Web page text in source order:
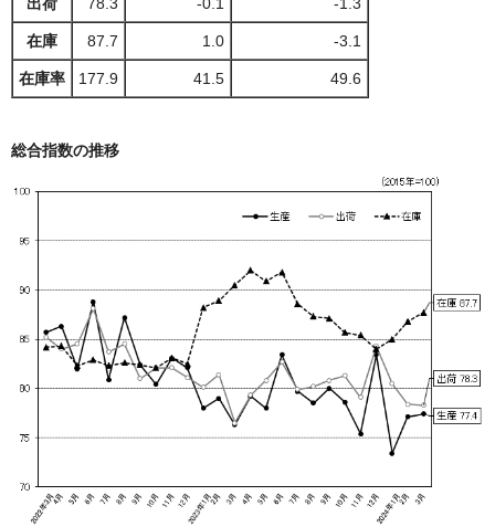
在庫 87.7 1.0 -3.1
在庫率 177.9 41.5 49.6
総合指数の推移